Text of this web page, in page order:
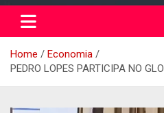
Home
Economia
PEDRO LOPES PARTICIPA NO